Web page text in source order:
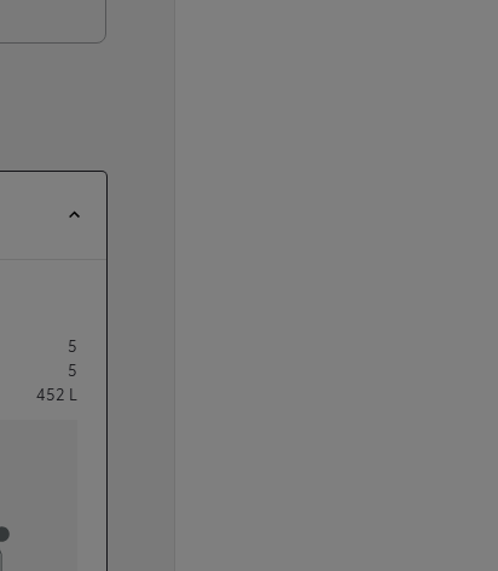
5
5
452 L